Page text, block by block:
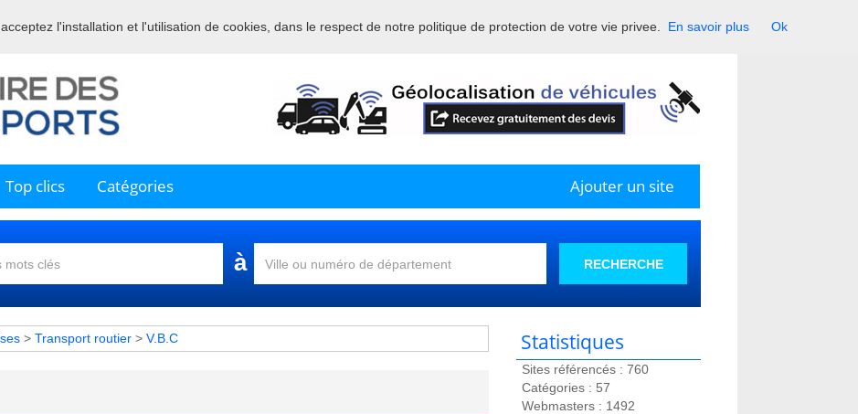
Bienvenue sur l'annuaire professionnel du transport et de la la logistique en France.
Top clics Catégories Ajouter un site
à RECHERCHE
Statistiques
Sites référencés : 760
Catégories : 57
Webmasters : 1492
> Transport routier > V.B.C
l'installation et l'utilisation de cookies, dans le respect de notre politique de protection de votre vie privee. En savoir plus Ok